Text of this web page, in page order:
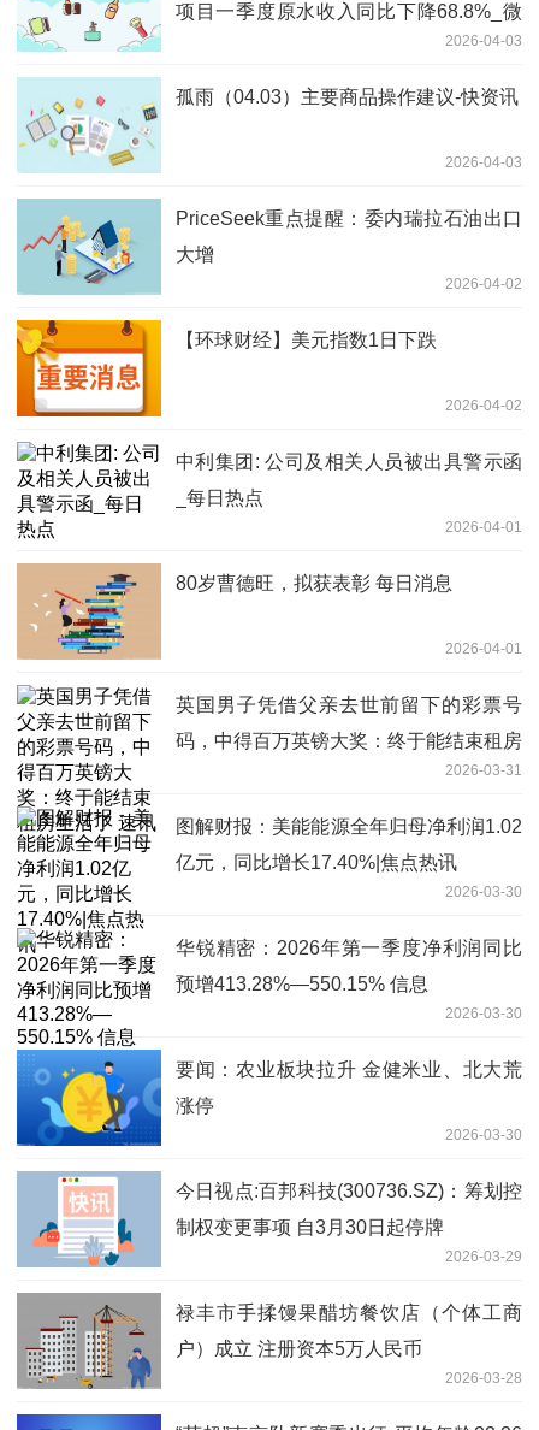
项目一季度原水收入同比下降68.8%_微
2026-04-03
孤雨（04.03）主要商品操作建议-快资讯
2026-04-03
PriceSeek重点提醒：委内瑞拉石油出口
大增
2026-04-02
【环球财经】美元指数1日下跌
2026-04-02
中利集团: 公司及相关人员被出具警示函
_每日热点
2026-04-01
80岁曹德旺，拟获表彰 每日消息
2026-04-01
英国男子凭借父亲去世前留下的彩票号
码，中得百万英镑大奖：终于能结束租房
2026-03-31
图解财报：美能能源全年归母净利润1.02
亿元，同比增长17.40%|焦点热讯
2026-03-30
华锐精密：2026年第一季度净利润同比
预增413.28%—550.15% 信息
2026-03-30
要闻：农业板块拉升 金健米业、北大荒
涨停
2026-03-30
今日视点:百邦科技(300736.SZ)：筹划控
制权变更事项 自3月30日起停牌
2026-03-29
禄丰市手揉馒果醋坊餐饮店（个体工商
户）成立 注册资本5万人民币
2026-03-28